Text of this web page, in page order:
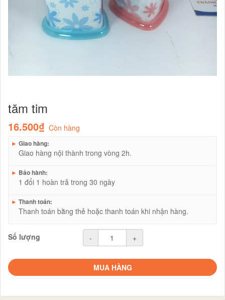
tăm tim
16.500₫ Còn hàng
► Giao hàng:
Giao hàng nội thành trong vòng 2h.
► Bảo hành:
1 đổi 1 hoàn trả trong 30 ngày
► Thanh toán:
Thanh toán bằng thẻ hoặc thanh toán khi nhận hàng.
Số lượng - +
MUA HÀNG